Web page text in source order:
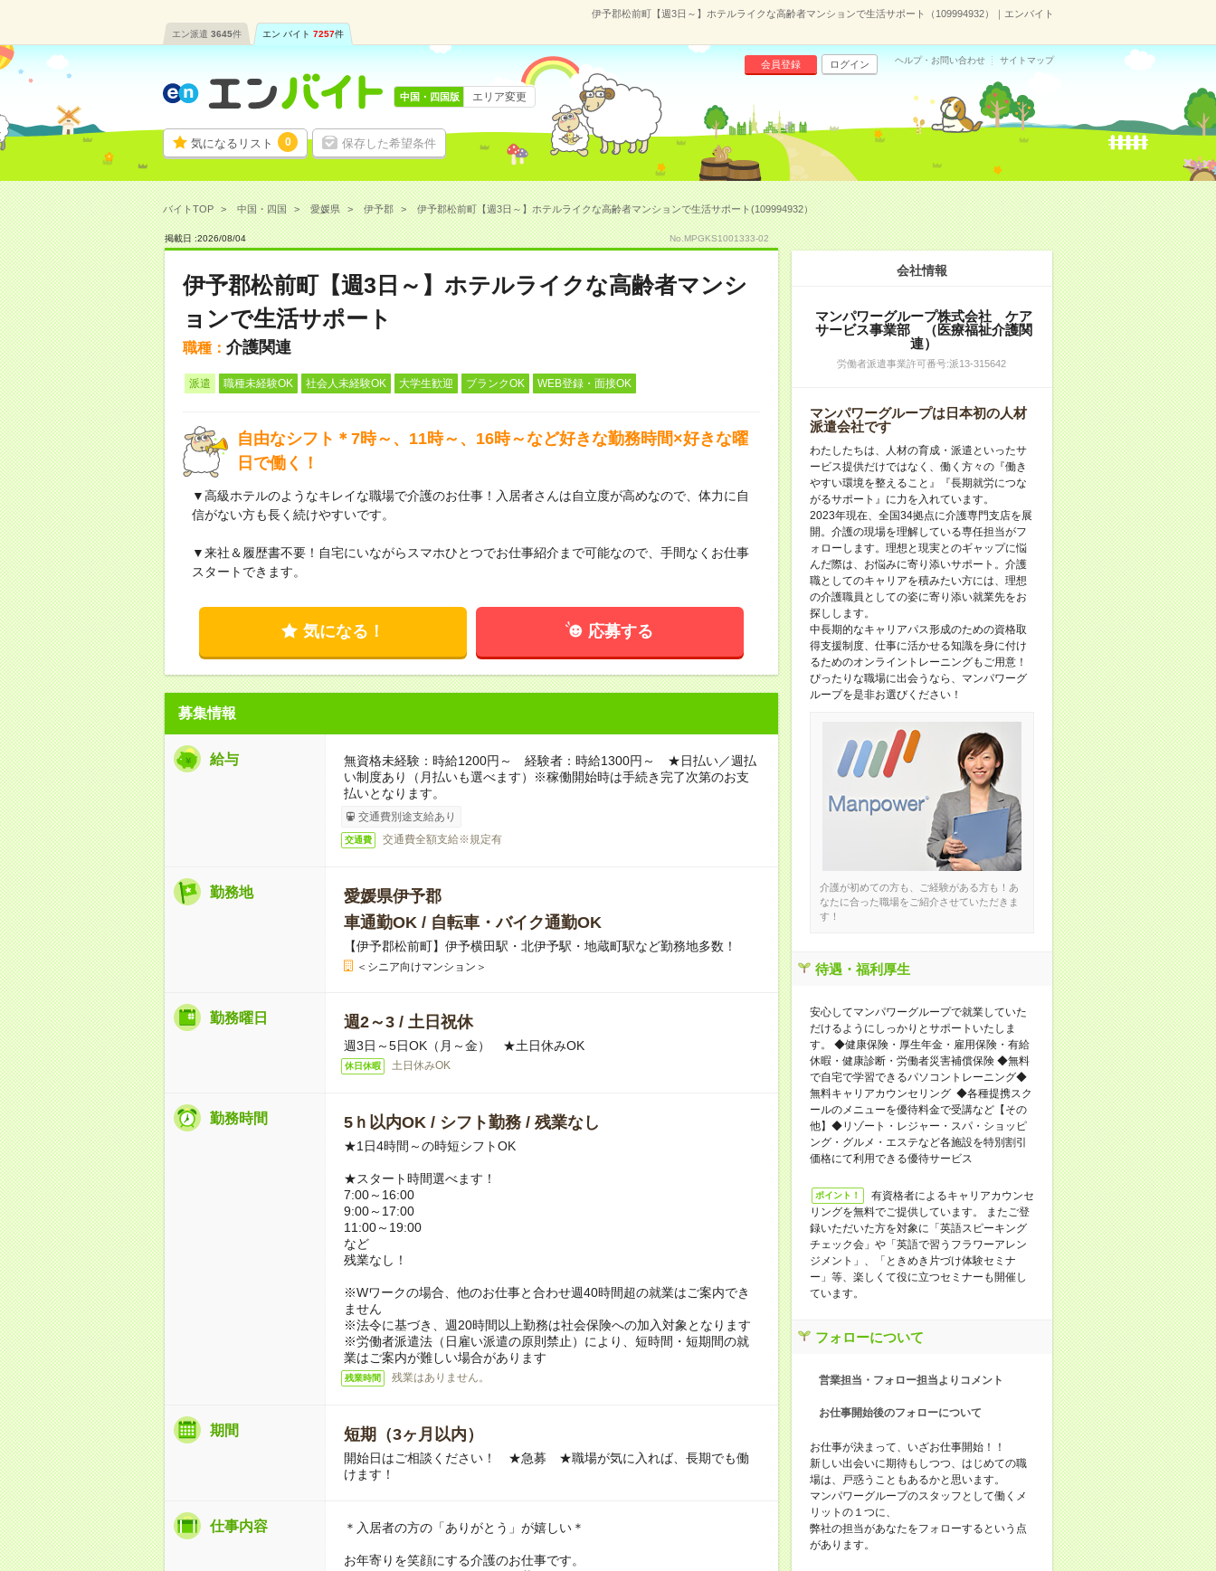
伊予郡松前町【週3日～】ホテルライクな高齢者マンションで生活サポート（109994932）｜エンバイト
エン派遣 3645件 エン バイト 7257件
気になるリスト 0 保存した希望条件
会員登録 ログイン ヘルプ・お問い合わせ サイトマップ
中国・四国版 エリア変更
バイトTOP 中国・四国 愛媛県 伊予郡 伊予郡松前町【週3日～】ホテルライクな高齢者マンションで生活サポート(109994932）
掲載日 :2026/08/04 No.MPGKS1001333-02
伊予郡松前町【週3日～】ホテルライクな高齢者マンシ
ョンで生活サポート
職種： 介護関連
派遣 職種未経験OK 社会人未経験OK 大学生歓迎 ブランクOK WEB登録・面接OK
自由なシフト＊7時～、11時～、16時～など好きな勤務時間×好きな曜
日で働く！
▼高級ホテルのようなキレイな職場で介護のお仕事！入居者さんは自立度が高めなので、体力に自
信がない方も長く続けやすいです。
▼来社＆履歴書不要！自宅にいながらスマホひとつでお仕事紹介まで可能なので、手間なくお仕事
スタートできます。
気になる！ 応募する
募集情報
給与
無資格未経験：時給1200円～ 経験者：時給1300円～ ★日払い／週払
い制度あり（月払いも選べます）※稼働開始時は手続き完了次第のお支
払いとなります。
交通費別途支給あり
交通費 交通費全額支給※規定有
勤務地
愛媛県伊予郡
車通勤OK / 自転車・バイク通勤OK
【伊予郡松前町】伊予横田駅・北伊予駅・地蔵町駅など勤務地多数！
＜シニア向けマンション＞
勤務曜日 週2～3 / 土日祝休
週3日～5日OK（月～金） ★土日休みOK
休日休暇 土日休みOK
勤務時間 5ｈ以内OK / シフト勤務 / 残業なし
★1日4時間～の時短シフトOK
★スタート時間選べます！
7:00～16:00
9:00～17:00
11:00～19:00
など
残業なし！
※Wワークの場合、他のお仕事と合わせ週40時間超の就業はご案内でき
ません
※法令に基づき、週20時間以上勤務は社会保険への加入対象となります
※労働者派遣法（日雇い派遣の原則禁止）により、短時間・短期間の就
業はご案内が難しい場合があります
残業時間 残業はありません。
期間 短期（3ヶ月以内）
開始日はご相談ください！ ★急募 ★職場が気に入れば、長期でも働
けます！
仕事内容 ＊入居者の方の「ありがとう」が嬉しい＊
お年寄りを笑顔にする介護のお仕事です。
会社情報
マンパワーグループ株式会社 ケア
サービス事業部 （医療福祉介護関
連）
労働者派遣事業許可番号:派13-315642
マンパワーグループは日本初の人材
派遣会社です
わたしたちは、人材の育成・派遣といったサ
ービス提供だけではなく、働く方々の『働き
やすい環境を整えること』『長期就労につな
がるサポート』に力を入れています。
2023年現在、全国34拠点に介護専門支店を展
開。介護の現場を理解している専任担当がフ
ォローします。理想と現実とのギャップに悩
んだ際は、お悩みに寄り添いサポート。介護
職としてのキャリアを積みたい方には、理想
の介護職員としての姿に寄り添い就業先をお
探しします。
中長期的なキャリアパス形成のための資格取
得支援制度、仕事に活かせる知識を身に付け
るためのオンライントレーニングもご用意！
ぴったりな職場に出会うなら、マンパワーグ
ループを是非お選びください！
介護が初めての方も、ご経験がある方も！あ
なたに合った職場をご紹介させていただきま
す！
待遇・福利厚生
安心してマンパワーグループで就業していた
だけるようにしっかりとサポートいたしま
す。 ◆健康保険・厚生年金・雇用保険・有給
休暇・健康診断・労働者災害補償保険 ◆無料
で自宅で学習できるパソコントレーニング◆
無料キャリアカウンセリング ◆各種提携スク
ールのメニューを優待料金で受講など【その
他】◆リゾート・レジャー・スパ・ショッピ
ング・グルメ・エステなど各施設を特別割引
価格にて利用できる優待サービス
ポイント！
有資格者によるキャリアカウンセ
リングを無料でご提供しています。 またご登
録いただいた方を対象に「英語スピーキング
チェック会」や「英語で習うフラワーアレン
ジメント」、「ときめき片づけ体験セミナ
ー」等、楽しくて役に立つセミナーも開催し
ています。
フォローについて
営業担当・フォロー担当よりコメント
お仕事開始後のフォローについて
お仕事が決まって、いざお仕事開始！！
新しい出会いに期待もしつつ、はじめての職
場は、戸惑うこともあるかと思います。
マンパワーグループのスタッフとして働くメ
リットの１つに、
弊社の担当があなたをフォローするという点
があります。